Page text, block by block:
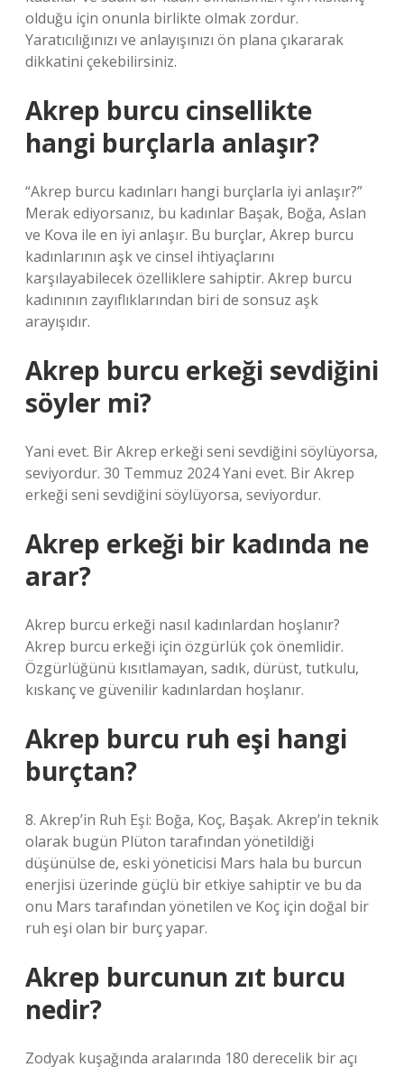
olduğu için onunla birlikte olmak zordur.
Yaratıcılığınızı ve anlayışınızı ön plana çıkararak
dikkatini çekebilirsiniz.
Akrep burcu cinsellikte
hangi burçlarla anlaşır?
“Akrep burcu kadınları hangi burçlarla iyi anlaşır?”
Merak ediyorsanız, bu kadınlar Başak, Boğa, Aslan
ve Kova ile en iyi anlaşır. Bu burçlar, Akrep burcu
kadınlarının aşk ve cinsel ihtiyaçlarını
karşılayabilecek özelliklere sahiptir. Akrep burcu
kadınının zayıflıklarından biri de sonsuz aşk
arayışıdır.
Akrep burcu erkeği sevdiğini
söyler mi?
Yani evet. Bir Akrep erkeği seni sevdiğini söylüyorsa,
seviyordur. 30 Temmuz 2024 Yani evet. Bir Akrep
erkeği seni sevdiğini söylüyorsa, seviyordur.
Akrep erkeği bir kadında ne
arar?
Akrep burcu erkeği nasıl kadınlardan hoşlanır?
Akrep burcu erkeği için özgürlük çok önemlidir.
Özgürlüğünü kısıtlamayan, sadık, dürüst, tutkulu,
kıskanç ve güvenilir kadınlardan hoşlanır.
Akrep burcu ruh eşi hangi
burçtan?
8. Akrep’in Ruh Eşi: Boğa, Koç, Başak. Akrep’in teknik
olarak bugün Plüton tarafından yönetildiği
düşünülse de, eski yöneticisi Mars hala bu burcun
enerjisi üzerinde güçlü bir etkiye sahiptir ve bu da
onu Mars tarafından yönetilen ve Koç için doğal bir
ruh eşi olan bir burç yapar.
Akrep burcunun zıt burcu
nedir?
Zodyak kuşağında aralarında 180 derecelik bir açı